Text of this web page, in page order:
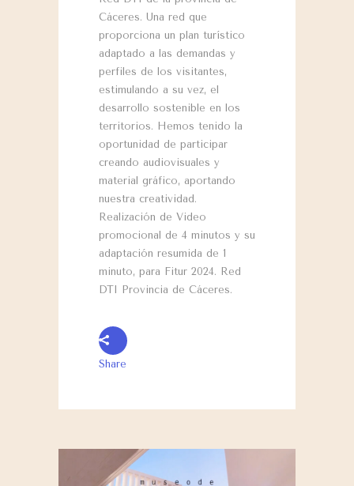
Cáceres. Una red que
proporciona un plan turístico
adaptado a las demandas y
perfiles de los visitantes,
estimulando a su vez, el
desarrollo sostenible en los
territorios. Hemos tenido la
oportunidad de participar
creando audiovisuales y
material gráfico, aportando
nuestra creatividad.
Realización de Video
promocional de 4 minutos y su
adaptación resumida de 1
minuto, para Fitur 2024. Red
DTI Provincia de Cáceres.
Share